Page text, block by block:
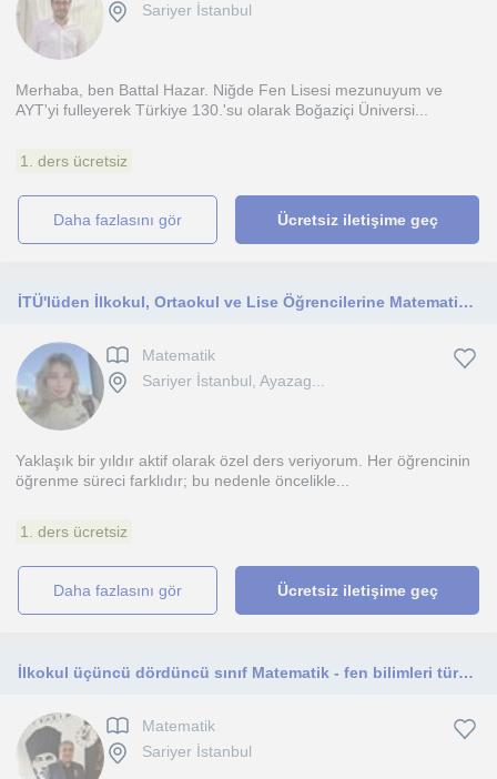
Sariyer İstanbul
Merhaba, ben Battal Hazar. Niğde Fen Lisesi mezunuyum ve
AYT'yi fulleyerek Türkiye 130.'su olarak Boğaziçi Üniversi...
1. ders ücretsiz
daha fazlasını gör Ücretsiz iletişime geç
İTÜ'lüden İlkokul, Ortaokul ve Lise Öğrencilerine Matematik Dersi
Matematik
Sariyer İstanbul, Ayazag...
Yaklaşık bir yıldır aktif olarak özel ders veriyorum. Her öğrencinin
öğrenme süreci farklıdır; bu nedenle öncelikle...
1. ders ücretsiz
daha fazlasını gör Ücretsiz iletişime geç
İlkokul üçüncü dördüncü sınıf Matematik - fen bilimleri türkçe
Matematik
Sariyer İstanbul